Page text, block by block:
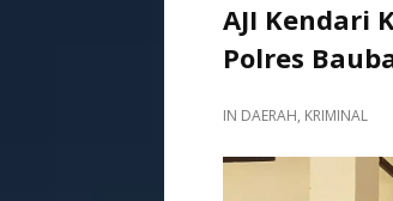
AJI Kendari
Polres
IN DAERAH, KRIMINAL